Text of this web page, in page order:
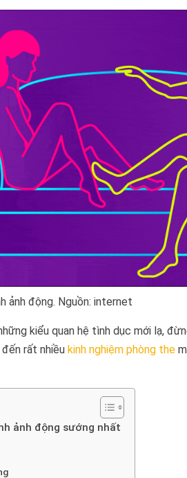
ảnh động. Nguồn: internet
kiểu quan hệ tình dục mới lạ,
rất nhiều kinh nghiệm phòng the
ảnh động sướng nhất